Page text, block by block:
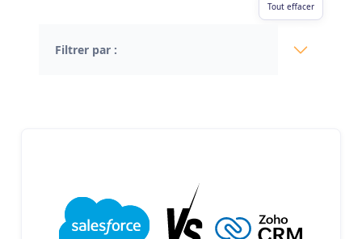
Tout effacer
Filtrer par :